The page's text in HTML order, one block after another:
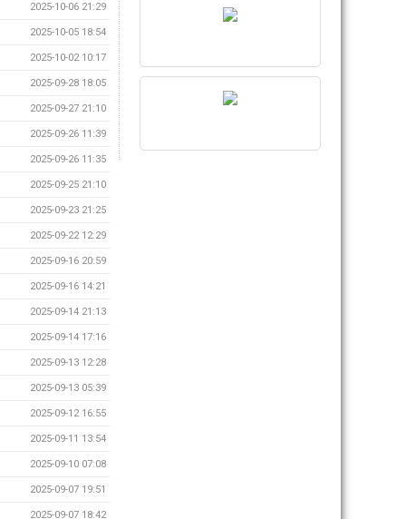
2025-10-06 21:29
2025-10-05 18:54
2025-10-02 10:17
2025-09-28 18:05
2025-09-27 21:10
2025-09-26 11:39
2025-09-26 11:35
2025-09-25 21:10
2025-09-23 21:25
2025-09-22 12:29
2025-09-16 20:59
2025-09-16 14:21
2025-09-14 21:13
2025-09-14 17:16
2025-09-13 12:28
2025-09-13 05:39
2025-09-12 16:55
2025-09-11 13:54
2025-09-10 07:08
2025-09-07 19:51
2025-09-07 18:42